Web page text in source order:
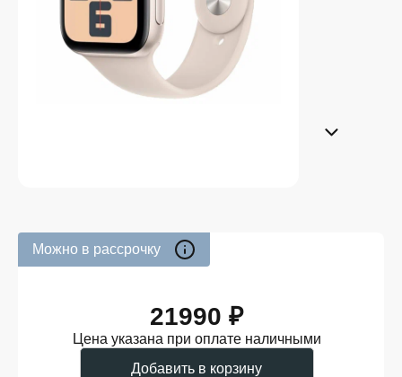
Можно в рассрочку
21990 ₽
Цена указана при оплате наличными
Добавить в корзину